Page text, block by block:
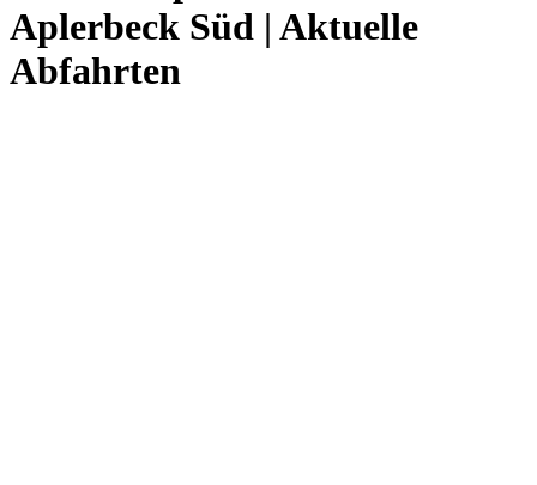
Aplerbeck Süd | Aktuelle
Abfahrten